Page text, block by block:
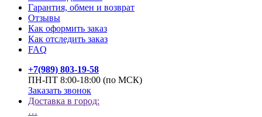
Гарантия, обмен и возврат
Отзывы
Как оформить заказ
Как отследить заказ
FAQ
+7(989) 803-19-58
ПН-ПТ 8:00-18:00 (по МСК)
Заказать звонок
Доставка в город:
…